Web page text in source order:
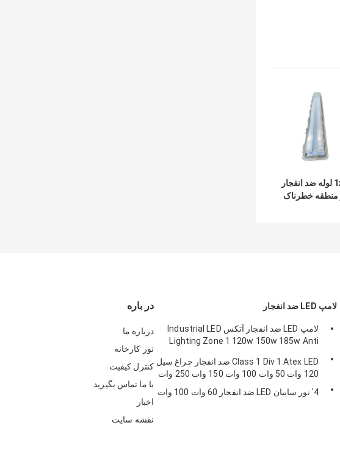
1x48 لوله ضد انفجار
منطقه خطرناک
در باره
درباره ما
تور کارخانه
کنترل کیفیت
با ما تماس بگیرید
اخبار
نقشه سایت
لامپ LED ضد انفجار
لامپ LED ضد انفجار آتکس Industrial LED
Lighting Zone 1 120w 150w 185w Anti
Class 1 Div 1 Atex LED ضد انفجار چراغ سیل
120 وات 50 وات 100 وات 150 وات 250 وات
4' نور سایبان LED ضد انفجار 60 وات 100 وات